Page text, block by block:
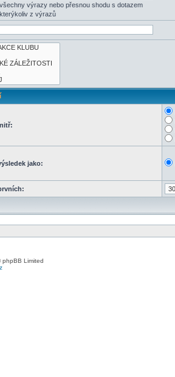
výrazy nebo přesnou shodu s dotazem
z výrazů
jako:
Limited